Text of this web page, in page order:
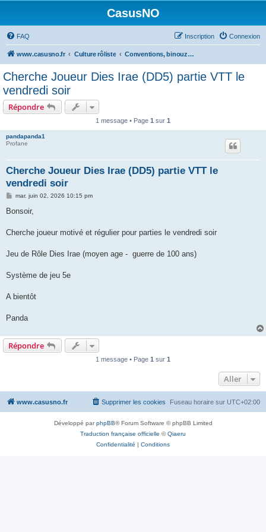
CasusNO
FAQ Connexion
Inscription
www.casusno.fr Culture rôliste Conventions, binouzes et recherche de joueurs
Cherche Joueur Dies Irae (DD5) partie VTT le
vendredi soir
Répondre
1 message • Page 1 sur 1
pandapanda1
Profane
Cherche Joueur Dies Irae (DD5) partie VTT le
vendredi soir
M
s
g
mar. juin 02, 2026 10:15 pm
Bonsoir,
Cherche joueur motivé et régulier pour parties le vendredi soir
Jeu de Rôle Dies Irae (moyen age - guerre de 100 ans)
Système de jeu 5e
A bientôt
Panda
Répondre
1 message • Page 1 sur 1
Aller
www.casusno.fr Fuseau horaire sur UTC+02:00
Supprimer les cookies
Développé parphpBB® Forum Software © phpBB Limited
Traduction française officielle ©Qiaeru
Confidentialité | Conditions